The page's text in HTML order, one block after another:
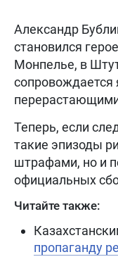
Александр
становился
Монпелье, в
Теперь, если
такие эпизоды
штрафами, но и
официальных
Читайте также:
пропаганду